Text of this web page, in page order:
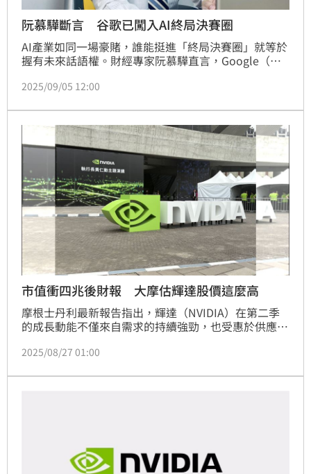
阮慕驊斷言 谷歌已闖入AI終局決賽圈
AI產業如同一場豪賭，誰能挺進「終局決賽圈」就等於
握有未來話語權。財經專家阮慕驊直言，Google（谷
意味著最終贏家名單已逐漸成形。
2025/09/05 12:00
市值衝四兆後財報 大摩估輝達股價這麼高
摩根士丹利最新報告指出，輝達（NVIDIA）在第二季
的成長動能不僅來自需求的持續強勁，也受惠於供應瓶
億美元（原為452億美元），10月當季營收預期則調升
級，並將目標價自200美元上調至206美元，反映2027
2025/08/27 01:00